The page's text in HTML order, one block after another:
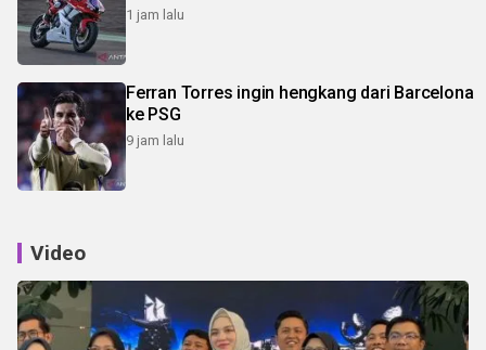
1 jam lalu
Ferran Torres ingin hengkang dari Barcelona
ke PSG
9 jam lalu
Video